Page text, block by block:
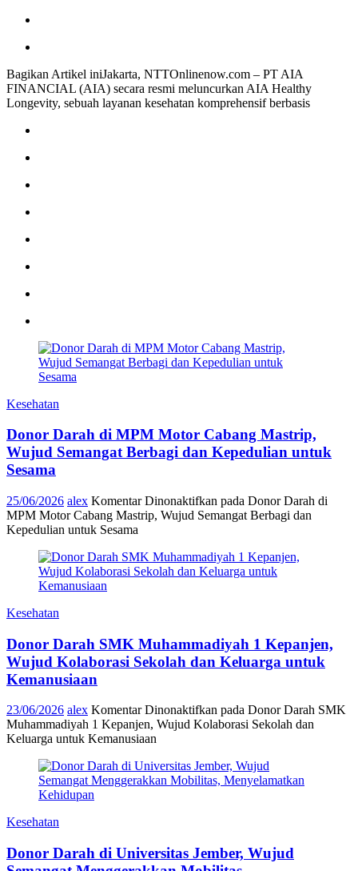
Bagikan Artikel iniJakarta, NTTOnlinenow.com – PT AIA
FINANCIAL (AIA) secara resmi meluncurkan AIA Healthy
Longevity, sebuah layanan kesehatan komprehensif berbasis
Kesehatan
Donor Darah di MPM Motor Cabang Mastrip,
Wujud Semangat Berbagi dan Kepedulian untuk
Sesama
25/06/2026 alex Komentar Dinonaktifkan pada Donor Darah di
MPM Motor Cabang Mastrip, Wujud Semangat Berbagi dan
Kepedulian untuk Sesama
Kesehatan
Donor Darah SMK Muhammadiyah 1 Kepanjen,
Wujud Kolaborasi Sekolah dan Keluarga untuk
Kemanusiaan
23/06/2026 alex Komentar Dinonaktifkan pada Donor Darah SMK
Muhammadiyah 1 Kepanjen, Wujud Kolaborasi Sekolah dan
Keluarga untuk Kemanusiaan
Kesehatan
Donor Darah di Universitas Jember, Wujud